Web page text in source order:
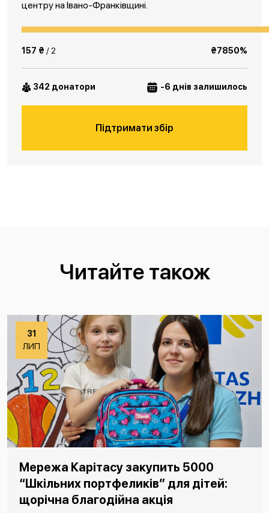
центру на Івано-Франківщині.
157 ₴ / 2 ₴7850%
342 донатори -6 днів залишилось
Підтримати збір
Читайте також
31
ЛИП
Мережа Карітасу закупить 5000
“Шкільних портфеликів” для дітей:
щорічна благодійна акція